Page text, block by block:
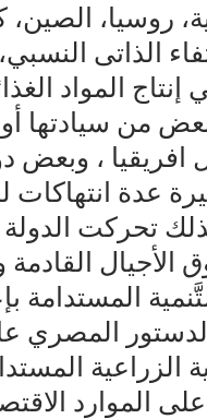
روسيا،
المواد
من سيادتها
افريقيا ، وبعض
عدة انتهاكات
تحركت
الأجيال
المستدامة
عام 2014 على ضرورة
الزراعية
على الموارد